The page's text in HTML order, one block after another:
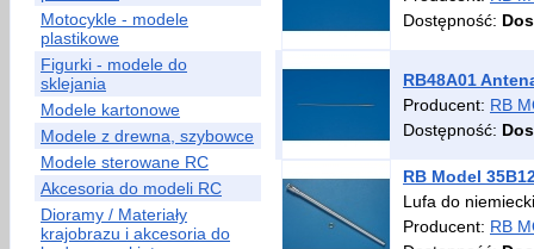
Motocykle - modele
plastikowe
Figurki - modele do
sklejania
Modele kartonowe
Modele z drewna, szybowce
Modele sterowane RC
Akcesoria do modeli RC
Dioramy / Materiały
krajobrazu i akcesoria do
Dostępność:
RB48A01
Producent: RB
Dostępność:
RB Model
Lufa do
Producent: RB